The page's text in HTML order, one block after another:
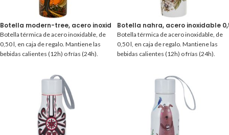
Botella modern-tree, acero inoxidable 0,50 l.
Botella térmica de acero inoxidable, de
0,50 l, en caja de regalo. Mantiene las
bebidas calientes (12h) o frías (24h).
Botella nahra, acero inoxidable
Botella térmica de acero inoxidable, de
0,50 l, en caja de regalo. Mantiene las
bebidas calientes (12h) o frías (24h).